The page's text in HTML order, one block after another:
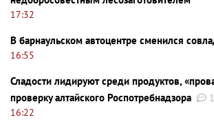
17:32
В барнаульском автоцентре сменился
16:55
Сладости лидируют среди продуктов,
проверку алтайского Роспотребнадзора
1
16:22